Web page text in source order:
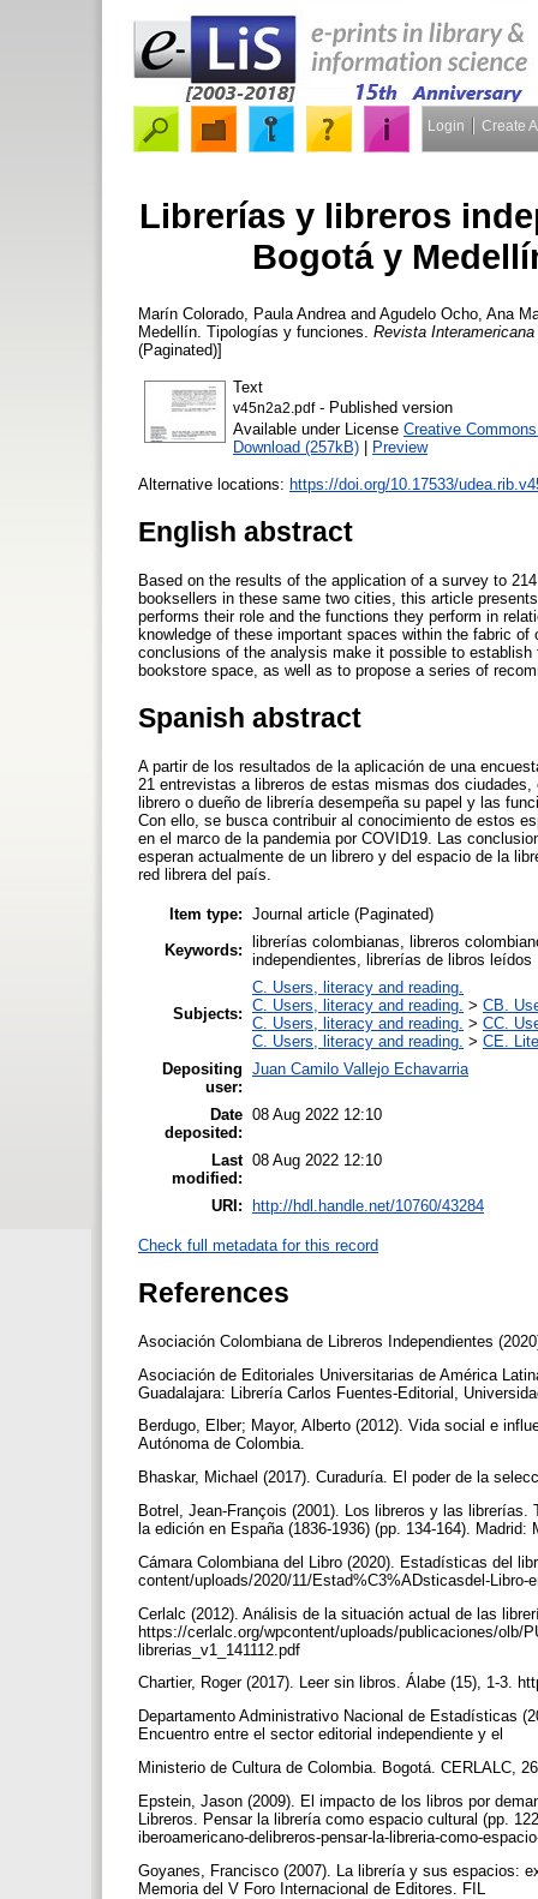
Login Create
Librerías y libreros
Bogotá y
Marín Colorado, Paula Andrea and Agudelo Ocho, Ana
Medellín. Tipologías y funciones. Revista
(Paginated)]
Text
v45n2a2.pdf- Published version
Available under License Creative
Download (257kB) | Preview
Alternative locations: https://doi.org/10.17533/
English abstract
Based on the results of the application of a survey to
booksellers in these same two cities, this article
performs their role and the functions they perform in
knowledge of these important spaces within the fabric
conclusions of the analysis make it possible to
bookstore space, as well as to propose a series of
Spanish abstract
A partir de los resultados de la aplicación de una
21 entrevistas a libreros de estas mismas dos
librero o dueño de librería desempeña su papel y las
Con ello, se busca contribuir al conocimiento de estos
en el marco de la pandemia por COVID19. Las
esperan actualmente de un librero y del espacio de la
red librera del país.
Item type: Journal article (Paginated)
Keywords:
librerías colombianas, libreros
independientes, librerías de libros leídos
Subjects:
C. Users, literacy and reading.
C. Users, literacy and reading. > CB.
C. Users, literacy and reading. > CC.
C. Users, literacy and reading. > CE.
Depositing
user:
Juan Camilo Vallejo Echavarria
Date
deposited:
08 Aug 2022 12:10
Last
modified:
08 Aug 2022 12:10
URI: http://hdl.handle.net/10760/43284
Check full metadata for this record
References
Asociación Colombiana de Libreros Independientes
Asociación de Editoriales Universitarias de América
Guadalajara: Librería Carlos Fuentes-Editorial,
Berdugo, Elber; Mayor, Alberto (2012). Vida social e
Autónoma de Colombia.
Bhaskar, Michael (2017). Curaduría. El poder de la
Botrel, Jean-François (2001). Los libreros y las
la edición en España (1836-1936) (pp. 134-164).
Cámara Colombiana del Libro (2020). Estadísticas del
content/uploads/2020/11/Estad%C3%ADsticasdel-Libro-
Cerlalc (2012). Análisis de la situación actual de las
https://cerlalc.org/wpcontent/uploads/publicaciones/olb/
librerias_v1_141112.pdf
Chartier, Roger (2017). Leer sin libros. Álabe (15), 1-3.
Departamento Administrativo Nacional de Estadísticas
Encuentro entre el sector editorial independiente y el
Ministerio de Cultura de Colombia. Bogotá. CERLALC,
Epstein, Jason (2009). El impacto de los libros por
Libreros. Pensar la librería como espacio cultural (pp.
iberoamericano-delibreros-pensar-la-libreria-como-
Goyanes, Francisco (2007). La librería y sus espacios:
Memoria del V Foro Internacional de Editores. FIL